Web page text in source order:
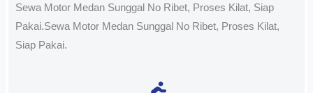
Sewa Motor Medan Sunggal No Ribet, Proses Kilat, Siap
Pakai.Sewa Motor Medan Sunggal No Ribet, Proses Kilat,
Siap Pakai.